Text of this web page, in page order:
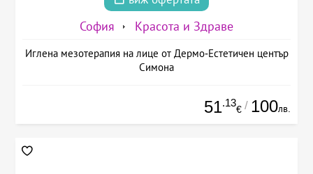
София Красота и Здраве
Иглена мезотерапия на лице от Дермо-Естетичен център
Симона
51.13
€ / 100лв.